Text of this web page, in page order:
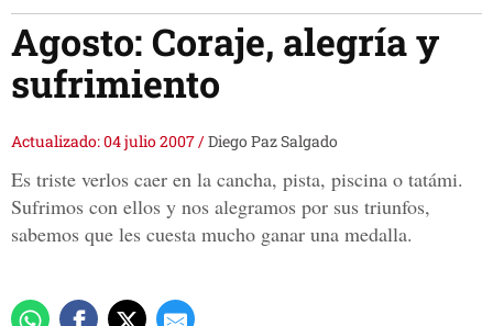
Agosto: Coraje, alegría y
sufrimiento
Actualizado: 04 julio 2007/Diego Paz Salgado
Es triste verlos caer en la cancha, pista, piscina o tatámi.
Sufrimos con ellos y nos alegramos por sus triunfos,
sabemos que les cuesta mucho ganar una medalla.